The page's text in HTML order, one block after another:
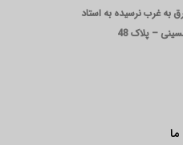
به غرب نرسیده به استاد
– پلاک 48
ما